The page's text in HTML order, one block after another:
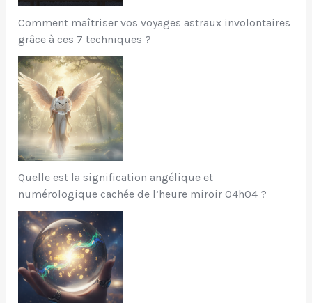
Comment maîtriser vos voyages astraux involontaires
grâce à ces 7 techniques ?
Quelle est la signification angélique et
numérologique cachée de l’heure miroir 04h04 ?